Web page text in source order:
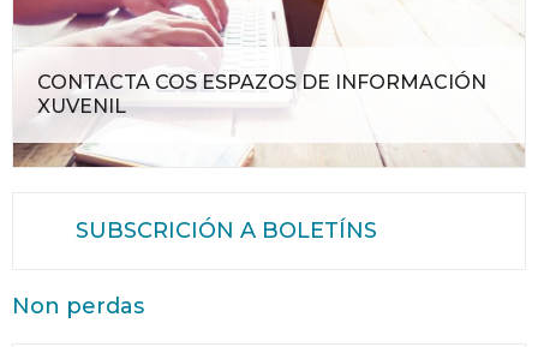
CONTACTA COS ESPAZOS DE INFORMACIÓN
XUVENIL
SUBSCRICIÓN A BOLETÍNS
Non perdas